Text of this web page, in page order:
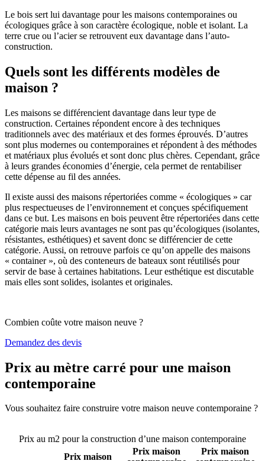
Le bois sert lui davantage pour les maisons contemporaines ou
écologiques grâce à son caractère écologique, noble et isolant. La
terre crue ou l’acier se retrouvent eux davantage dans l’auto-
construction.
Quels sont les différents modèles de
maison ?
Les maisons se différencient davantage dans leur type de
construction. Certaines répondent encore à des techniques
traditionnels avec des matériaux et des formes éprouvés. D’autres
sont plus modernes ou contemporaines et répondent à des méthodes
et matériaux plus évolués et sont donc plus chères. Cependant, grâce
à leurs grandes économies d’énergie, cela permet de rentabiliser
cette dépense au fil des années.
Il existe aussi des maisons répertoriées comme « écologiques » car
plus respectueuses de l’environnement et conçues spécifiquement
dans ce but. Les maisons en bois peuvent être répertoriées dans cette
catégorie mais leurs avantages ne sont pas qu’écologiques (isolantes,
résistantes, esthétiques) et savent donc se différencier de cette
catégorie. Aussi, on retrouve parfois ce qu’on appelle des maisons
« container », où des conteneurs de bateaux sont réutilisés pour
servir de base à certaines habitations. Leur esthétique est discutable
mais elles sont solides, isolantes et originales.
Combien coûte votre maison neuve ?
Demandez des devis
Prix au mètre carré pour une maison
contemporaine
Vous souhaitez faire construire votre maison neuve contemporaine ?
Prix au m2 pour la construction d’une maison contemporaine
Prix maison
Prix maison
Prix maison